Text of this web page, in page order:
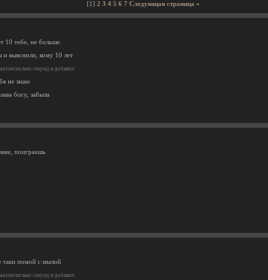
[1] 2 3 4 5 6 7 Следующая страница »
10 тебе, не больше.
и выяснили, кому 10 лет
несколько секунд и добавил:
не знаю
богу, забыла
поиграешь
таки помой с мылой
несколько секунд и добавил: